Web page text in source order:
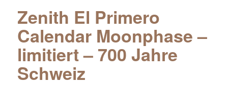
Zenith El Primero
Calendar Moonphase –
limitiert – 700 Jahre
Schweiz